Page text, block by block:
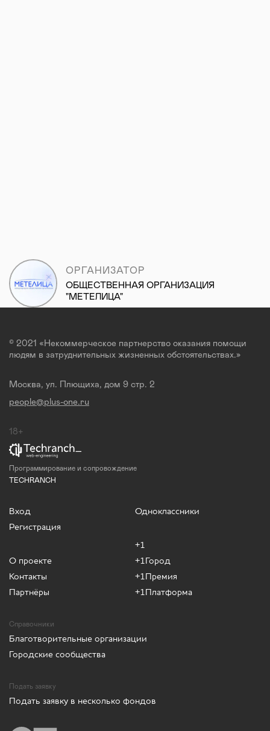
ОРГАНИЗАТОР
ОБЩЕСТВЕННАЯ ОРГАНИЗАЦИЯ
"МЕТЕЛИЦА"
© 2021 «Некоммерческое партнерство оказания помощи
людям в затруднительных жизненных обстоятельствах.»
Москва, ул. Плющиха, дом 9 стр. 2
people@plus-one.ru
18+
Программирование и сопровождение
TECHRANCH
Вход
Регистрация
О проекте
Контакты
Партнёры
Одноклассники
+1
+1Город
+1Премия
+1Платформа
Справочники
Благотворительные организации
Городские сообщества
Подать заявку
Подать заявку в несколько фондов